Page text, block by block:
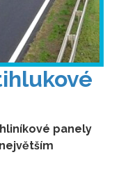
panely